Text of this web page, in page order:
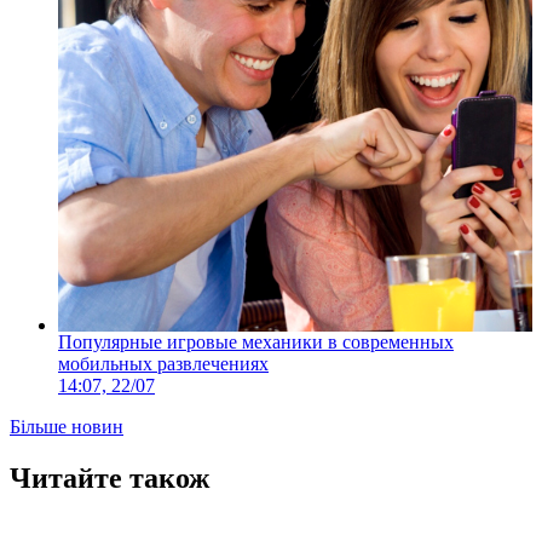
Популярные игровые механики в современных
мобильных развлечениях
14:07, 22/07
Більше новин
Читайте також